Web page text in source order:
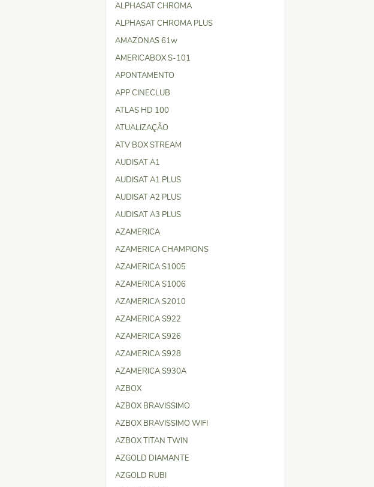
ALPHASAT CHROMA
ALPHASAT CHROMA PLUS
AMAZONAS 61w
AMERICABOX S-101
APONTAMENTO
APP CINECLUB
ATLAS HD 100
ATUALIZAÇÃO
ATV BOX STREAM
AUDISAT A1
AUDISAT A1 PLUS
AUDISAT A2 PLUS
AUDISAT A3 PLUS
AZAMERICA
AZAMERICA CHAMPIONS
AZAMERICA S1005
AZAMERICA S1006
AZAMERICA S2010
AZAMERICA S922
AZAMERICA S926
AZAMERICA S928
AZAMERICA S930A
AZBOX
AZBOX BRAVISSIMO
AZBOX BRAVISSIMO WIFI
AZBOX TITAN TWIN
AZGOLD DIAMANTE
AZGOLD RUBI